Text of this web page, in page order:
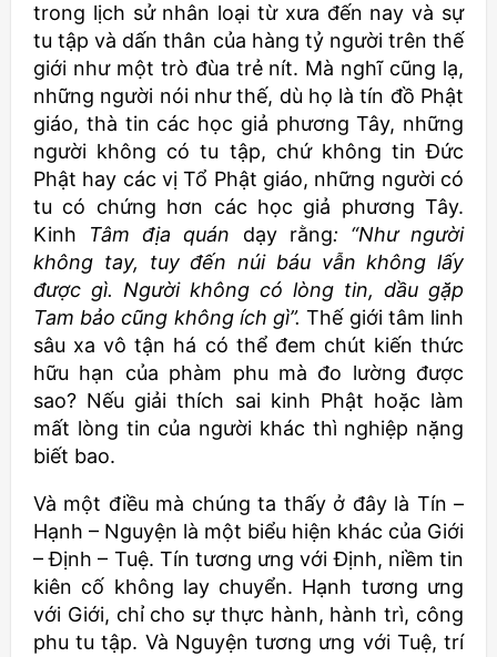
trong lịch sử nhân loại từ xưa đến nay và sự
tu tập và dấn thân của hàng tỷ người trên thế
giới như một trò đùa trẻ nít. Mà nghĩ cũng lạ,
những người nói như thế, dù họ là tín đồ Phật
giáo, thà tin các học giả phương Tây, những
người không có tu tập, chứ không tin Đức
Phật hay các vị Tổ Phật giáo, những người có
tu có chứng hơn các học giả phương Tây.
Kinh Tâm địa quán dạy rằng: “Như người
không tay, tuy đến núi báu vẫn không lấy
được gì. Người không có lòng tin, dầu gặp
Tam bảo cũng không ích gì”. Thế giới tâm linh
sâu xa vô tận há có thể đem chút kiến thức
hữu hạn của phàm phu mà đo lường được
sao? Nếu giải thích sai kinh Phật hoặc làm
mất lòng tin của người khác thì nghiệp nặng
biết bao.
Và một điều mà chúng ta thấy ở đây là Tín –
Hạnh – Nguyện là một biểu hiện khác của Giới
– Định – Tuệ. Tín tương ưng với Định, niềm tin
kiên cố không lay chuyển. Hạnh tương ưng
với Giới, chỉ cho sự thực hành, hành trì, công
phu tu tập. Và Nguyện tương ưng với Tuệ, trí